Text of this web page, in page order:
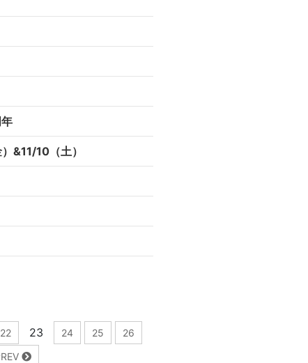
&11/10（土）
22 23 24 25
26
コメントがオンエア！
出演